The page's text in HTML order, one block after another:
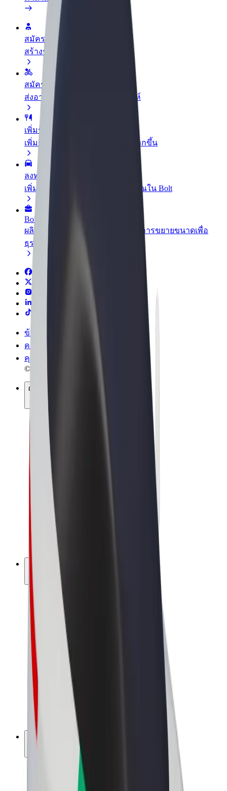
สมัครเป็นคนขับ
สร้างรายได้ในแบบของคุณ
สมัครเป็นคนส่งพัสดุ
ส่งอาหารและรับรายได้ทุกสัปดาห์
เพิ่มร้านอาหารหรือร้านค้า
เพิ่มรายได้ด้วยการเข้าถึงลูกค้ามากขึ้น
ลงทะเบียนเป็นเจ้าของฟลีท
เพิ่มรายได้ด้วยการเพิ่มฟลีทของคุณใน Bolt
Bolt for Business
ผลิตภัณฑ์และบริการของ Bolt ที่มีการขยายขนาดเพื่อ
ธุรกิจของคุณ
ข้อกำหนด และเงื่อนไข
ความเป็นส่วนตัว
คุกกี้
© 2026 Bolt Technology OÜ
ผลิตภัณฑ์
การโดยสาร
สกู๊ตเตอร์
Bolt Market
Bolt Food
Bolt Drive
Bolt for Business
จักรยานไฟฟ้า
Bolt Plus
สร้างรายได้กับ Bolt
คนขับ
รายได้ของคนขับ
พนักงานส่งของ
รายได้ของพนักงานส่งของ
พาร์ทเนอร์ร้านอาหาร Bolt
แฟรนไชส์
บริษัท
เกี่ยวกับ Bolt